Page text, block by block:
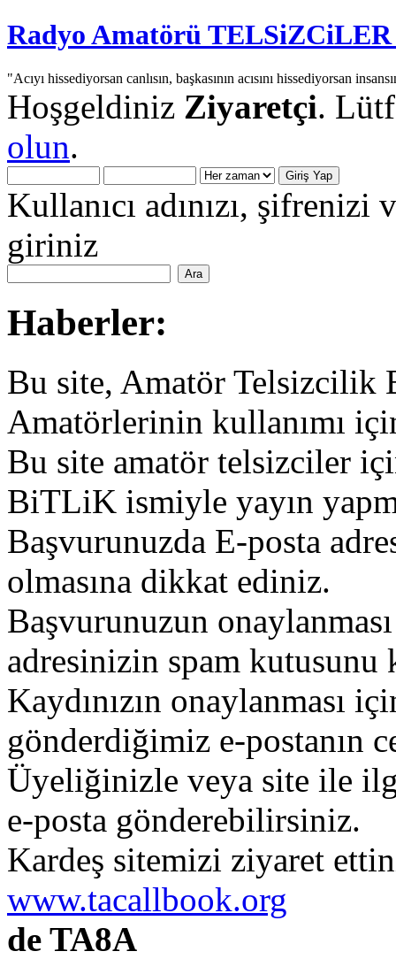
Radyo Amatörü
"Acıyı hissediyorsan canlısın, başkasının acısını hissediyorsan
Hoşgeldiniz Ziyaretçi.
olun.
Kullanıcı adınızı,
giriniz
Haberler:
Bu site, Amatör Telsizcilik
Amatörlerinin kullanımı
Bu site amatör telsizciler
BiTLiK ismiyle yayın
Başvurunuzda E-posta
olmasına dikkat ediniz.
Başvurunuzun
adresinizin spam
Kaydınızın onaylanması
gönderdiğimiz e-postanın
Üyeliğinizle veya site ile
e-posta gönderebilirsiniz.
Kardeş sitemizi ziyaret
www.tacallbook.org
de TA8A